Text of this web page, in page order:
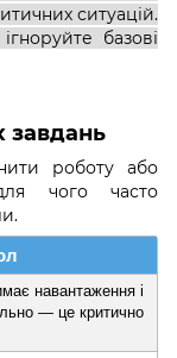
ситуацій.
базові
завдань
роботу або
чого часто
навантаження і
— це критично